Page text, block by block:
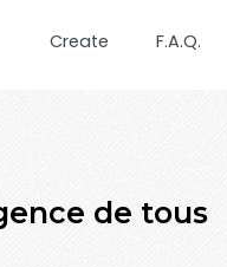
Create F.A.Q.
de tous